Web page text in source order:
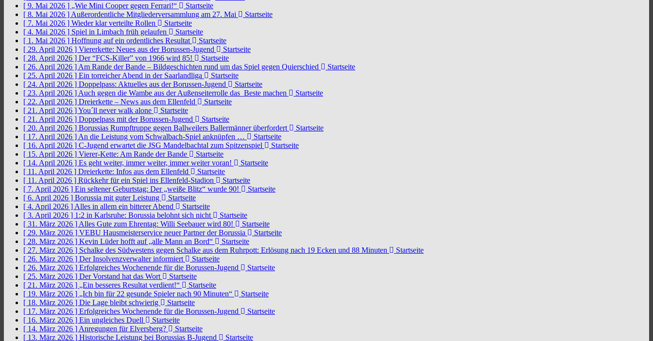
[ 9. Mai 2026 ] „Wie Mini Cooper gegen Ferrari!“
Startseite
[ 8. Mai 2026 ] Außerordentliche Mitgliederversammlung am 27. Mai
Startseite
[ 7. Mai 2026 ] Wieder klar verteilte Rollen
Startseite
[ 4. Mai 2026 ] Spiel in Limbach früh gelaufen
Startseite
[ 1. Mai 2026 ] Hoffnung auf ein ordentliches Resultat
Startseite
[ 29. April 2026 ] Viererkette: Neues aus der Borussen-Jugend
Startseite
[ 28. April 2026 ] Der “FCS-Killer” von 1966 wird 85!
Startseite
[ 26. April 2026 ] Am Rande der Bande – Bildgeschichten rund um das Spiel gegen Quierschied
Startseite
[ 25. April 2026 ] Ein torreicher Abend in der Saarlandliga
Startseite
[ 24. April 2026 ] Doppelpass: Aktuelles aus der Borussen-Jugend
Startseite
[ 23. April 2026 ] Auch gegen die Wambe aus der Außenseiterrolle das Beste machen
Startseite
[ 22. April 2026 ] Dreierkette – News aus dem Ellenfeld
Startseite
[ 21. April 2026 ]You´ll never walk alone
Startseite
[ 21. April 2026 ] Doppelpass mit der Borussen-Jugend
Startseite
[ 20. April 2026 ] Borussias Rumpftruppe gegen Ballweilers Ballermänner überfordert
Startseite
[ 17. April 2026 ] An die Leistung vom Schwalbach-Spiel anknüpfen …
Startseite
[ 16. April 2026 ] C-Jugend erwartet die JSG Mandelbachtal zum Spitzenspiel
Startseite
[ 15. April 2026 ] Vierer-Kette: Am Rande der Bande
Startseite
[ 14. April 2026 ] Es geht weiter, immer weiter, immer weiter voran!
Startseite
[ 11. April 2026 ] Dreierkette: Infos aus dem Ellenfeld
Startseite
[ 11. April 2026 ] Rückkehr für ein Spiel ins Ellenfeld-Stadion
Startseite
[ 7. April 2026 ] Ein seltener Geburtstag: Der „weiße Blitz“ wurde 90!
Startseite
[ 6. April 2026 ] Borussia mit guter Leistung
Startseite
[ 4. April 2026 ] Alles in allem ein bitterer Abend
Startseite
[ 3. April 2026 ] 1:2 in Karlsruhe: Borussia belohnt sich nicht
Startseite
[ 31. März 2026 ] Alles Gute zum Ehrentag: Willi Seebauer wird 80!
Startseite
[ 29. März 2026 ] VEBU Hausmeisterservice neuer Partner der Borussia
Startseite
[ 28. März 2026 ] Kevin Lüder hofft auf „alle Mann an Bord“
Startseite
[ 27. März 2026 ] Schalke des Südwestens gegen Schalke aus dem Ruhrpott: Erlösung nach 19 Ecken und 88 Minuten
Startseite
[ 26. März 2026 ] Der Insolvenzverwalter informiert
Startseite
[ 26. März 2026 ] Erfolgreiches Wochenende für die Borussen-Jugend
Startseite
[ 25. März 2026 ] Der Vorstand hat das Wort
Startseite
[ 21. März 2026 ] „Ein besseres Resultat verdient!“
Startseite
[ 19. März 2026 ] „Ich bin für 22 gesunde Spieler nach 90 Minuten“
Startseite
[ 18. März 2026 ] Die Lage bleibt schwierig
Startseite
[ 17. März 2026 ] Erfolgreiches Wochenende für die Borussen-Jugend
Startseite
[ 16. März 2026 ] Ein ungleiches Duell
Startseite
[ 14. März 2026 ] Anregungen für Elversberg?
Startseite
[ 13. März 2026 ] Historische Leistung bei Borussias B-Jugend
Startseite